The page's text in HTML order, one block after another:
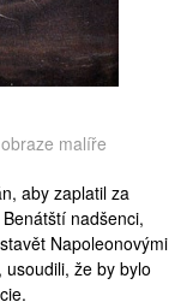
malíře
aby zaplatil za
nadšenci,
Napoleonovými
že by bylo